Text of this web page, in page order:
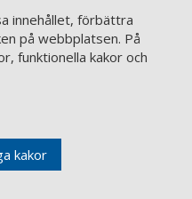
innehållet, förbättra
på webbplatsen. På
funktionella kakor och
kakor